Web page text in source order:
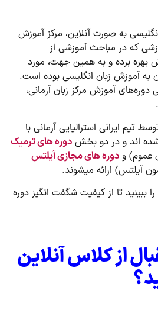
به صورت آنلاین، مرکز آموزش
که در مباحث آموزشی از
بهره برده و به همین جهت، مورد
به آموزش زبان انگلیسی بوده است.
آموزش مرکز زبان آرمانی،
تیم ایرانی استرالیایی آرمانی با
اند و در دو بخش دوره های ترمیک
عموم) و دوره های مجازی آیلتس
آیلتس) ارائه میشوند.
ببینید تا از کیفیت شگفت انگیز دوره
از کلاس آنلاین